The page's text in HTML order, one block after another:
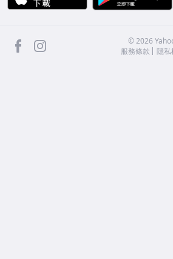
facebook ©2026
服務條款
隱私